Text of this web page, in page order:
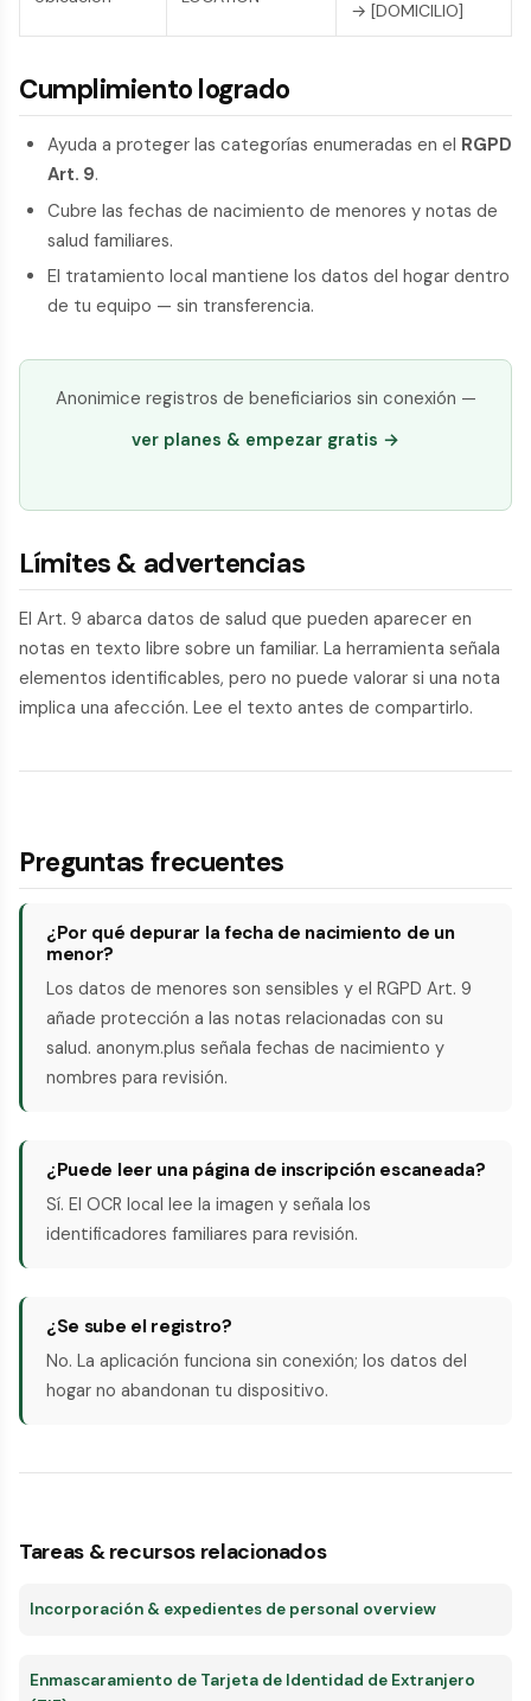
→ [DOMICILIO]
Cumplimiento logrado
Ayuda a proteger las categorías enumeradas en el RGPD
Art. 9.
Cubre las fechas de nacimiento de menores y notas de
salud familiares.
El tratamiento local mantiene los datos del hogar dentro
de tu equipo — sin transferencia.
Anonimice registros de beneficiarios sin conexión —
ver planes & empezar gratis →
Límites & advertencias
El Art. 9 abarca datos de salud que pueden aparecer en
notas en texto libre sobre un familiar. La herramienta señala
elementos identificables, pero no puede valorar si una nota
implica una afección. Lee el texto antes de compartirlo.
Preguntas frecuentes
¿Por qué depurar la fecha de nacimiento de un
menor?
Los datos de menores son sensibles y el RGPD Art. 9
añade protección a las notas relacionadas con su
salud. anonym.plus señala fechas de nacimiento y
nombres para revisión.
¿Puede leer una página de inscripción escaneada?
Sí. El OCR local lee la imagen y señala los
identificadores familiares para revisión.
¿Se sube el registro?
No. La aplicación funciona sin conexión; los datos del
hogar no abandonan tu dispositivo.
Tareas & recursos relacionados
Incorporación & expedientes de personal overview
Enmascaramiento de Tarjeta de Identidad de Extranjero